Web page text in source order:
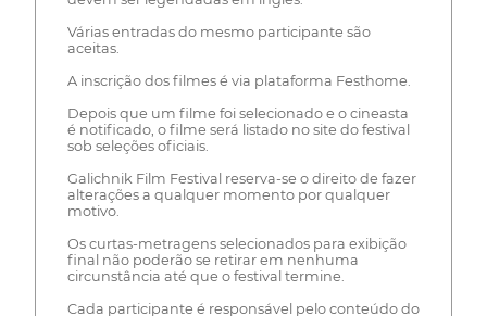
Várias entradas do mesmo participante são
aceitas.
A inscrição dos filmes é via plataforma Festhome.
Depois que um filme foi selecionado e o cineasta
é notificado, o filme será listado no site do festival
sob seleções oficiais.
Galichnik Film Festival reserva-se o direito de fazer
alterações a qualquer momento por qualquer
motivo.
Os curtas-metragens selecionados para exibição
final não poderão se retirar em nenhuma
circunstância até que o festival termine.
Cada participante é responsável pelo conteúdo do